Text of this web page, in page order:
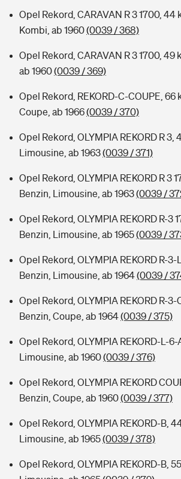
Opel Rekord, CARAVAN R 3 1700, 44
Kombi, ab 1960(0039 / 368)
Opel Rekord, CARAVAN R 3 1700, 49
ab 1960(0039 / 369)
Opel Rekord, REKORD-C-COUPE, 66
Coupe, ab 1966(0039 / 370)
Opel Rekord, OLYMPIA REKORD R 3,
Limousine, ab 1963(0039 / 371)
Opel Rekord, OLYMPIA REKORD R 3
Benzin, Limousine, ab 1963(0039 /
Opel Rekord, OLYMPIA REKORD R-3
Benzin, Limousine, ab 1965(0039 /
Opel Rekord, OLYMPIA REKORD R-3-
Benzin, Limousine, ab 1964(0039 /
Opel Rekord, OLYMPIA REKORD R-3-
Benzin, Coupe, ab 1964(0039 / 375)
Opel Rekord, OLYMPIA REKORD-L-6-
Limousine, ab 1960(0039 / 376)
Opel Rekord, OLYMPIA REKORD
Benzin, Coupe, ab 1960(0039 / 377)
Opel Rekord, OLYMPIA REKORD-B,
Limousine, ab 1965(0039 / 378)
Opel Rekord, OLYMPIA REKORD-B,